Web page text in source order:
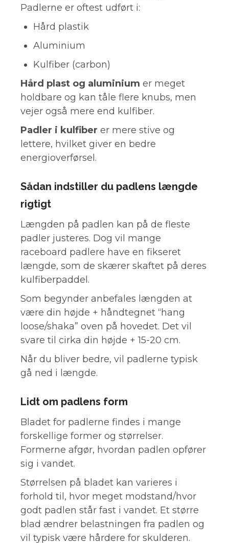
Padlerne er oftest udført i:
Hård plastik
Aluminium
Kulfiber (carbon)
Hård plast og aluminium er meget
holdbare og kan tåle flere knubs, men
vejer også mere end kulfiber.
Padler i kulfiber er mere stive og
lettere, hvilket giver en bedre
energioverførsel.
Sådan indstiller du padlens længde
rigtigt
Længden på padlen kan på de fleste
padler justeres. Dog vil mange
raceboard padlere have en fikseret
længde, som de skærer skaftet på deres
kulfiberpaddel.
Som begynder anbefales længden at
være din højde + håndtegnet “hang
loose/shaka” oven på hovedet. Det vil
svare til cirka din højde + 15-20 cm.
Når du bliver bedre, vil padlerne typisk
gå ned i længde.
Lidt om padlens form
Bladet for padlerne findes i mange
forskellige former og størrelser.
Formerne afgør, hvordan padlen opfører
sig i vandet.
Størrelsen på bladet kan varieres i
forhold til, hvor meget modstand/hvor
godt padlen står fast i vandet. Et større
blad ændrer belastningen fra padlen og
vil typisk være hårdere for skulderen.